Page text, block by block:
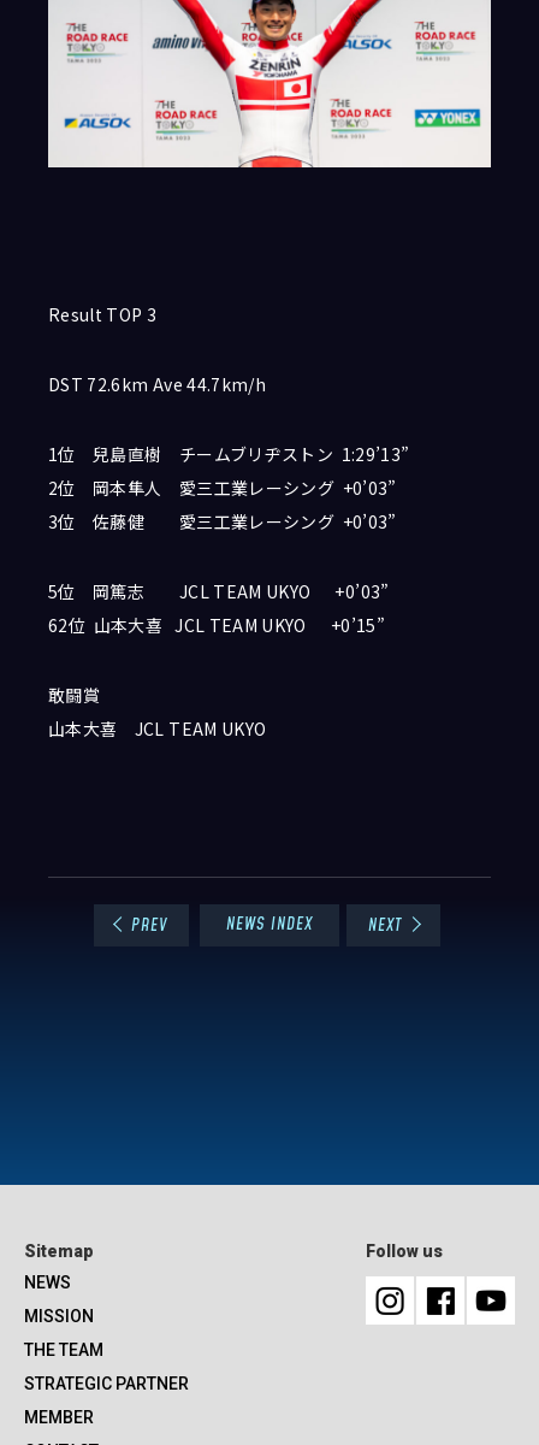
Result TOP 3
DST 72.6km Ave 44.7km/h
1位 兒島直樹 チームブリヂストン 1:29’13”
2位 岡本隼人 愛三工業レーシング +0’03”
3位 佐藤健 愛三工業レーシング +0’03”
5位 岡篤志 JCL TEAM UKYO +0’03”
62位 山本大喜 JCL TEAM UKYO +0’15”
敢闘賞
山本大喜 JCL TEAM UKYO
PREV NEWS INDEX NEXT
Sitemap
NEWS
MISSION
THE TEAM
STRATEGIC PARTNER
MEMBER
Follow us